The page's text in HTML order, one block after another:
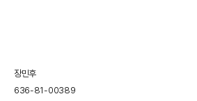
장민후
636-81-00389